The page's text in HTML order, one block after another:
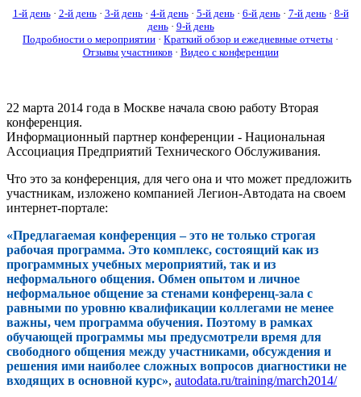
1-й день· 2-й день· 3-й день· 4-й день· 5-й день· 6-й день· 7-й день· 8-й
день· 9-й день
Подробности о мероприятии · Краткий обзор и ежедневные отчеты ·
Отзывы участников· Видео с конференции
22 марта 2014 года в Москве начала свою работу Вторая
конференция.
Информационный партнер конференции - Национальная
Ассоциация Предприятий Технического Обслуживания.
Что это за конференция, для чего она и что может предложить
участникам, изложено компанией Легион-Автодата на своем
интернет-портале:
«Предлагаемая конференция – это не только строгая
рабочая программа. Это комплекс, состоящий как из
программных учебных мероприятий, так и из
неформального общения. Обмен опытом и личное
неформальное общение за стенами конференц-зала с
равными по уровню квалификации коллегами не менее
важны, чем программа обучения. Поэтому в рамках
обучающей программы мы предусмотрели время для
свободного общения между участниками, обсуждения и
решения ими наиболее сложных вопросов диагностики не
входящих в основной курс», autodata.ru/training/march2014/